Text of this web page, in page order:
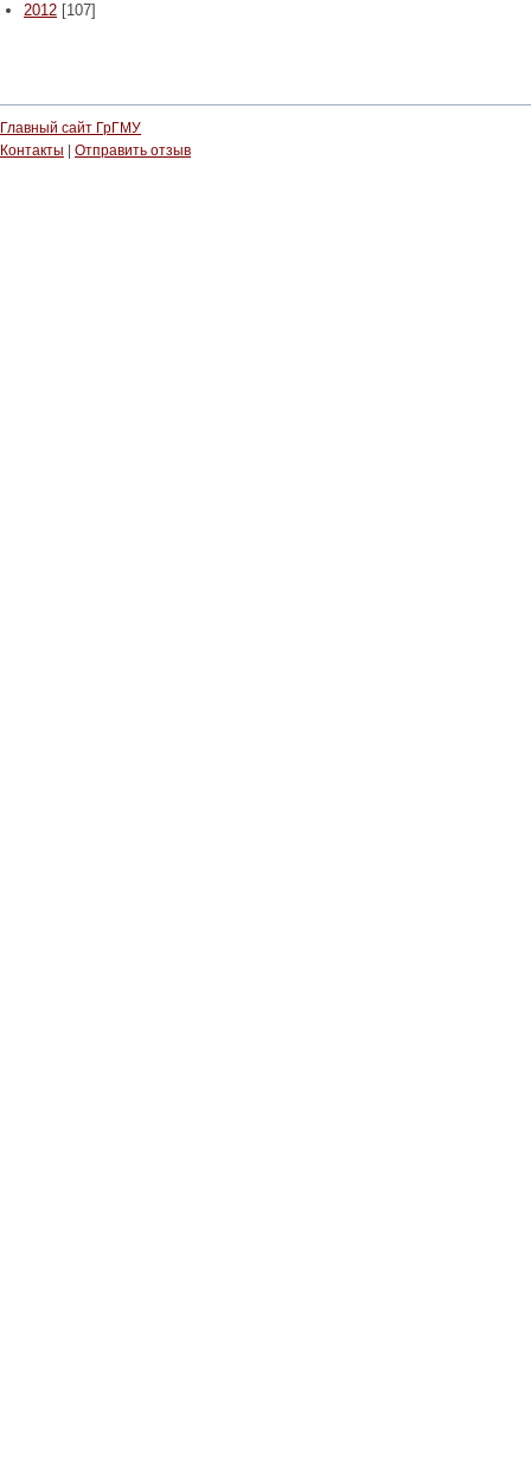
2012 [107]
Главный сайт ГрГМУ
Контакты
Отправить отзыв